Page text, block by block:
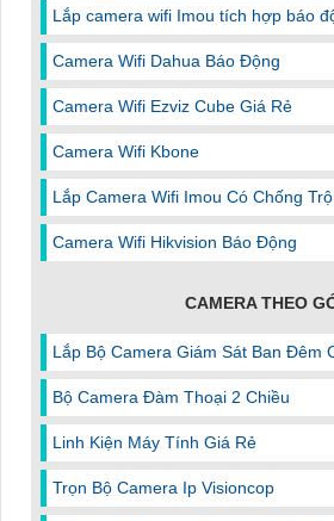
Lắp camera wifi Imou tích hợp báo
Camera Wifi Dahua Báo Động
Camera Wifi Ezviz Cube Giá Rẻ
Camera Wifi Kbone
Lắp Camera Wifi Imou Có Chống
Camera Wifi Hikvision Báo Động
CAMERA THEO
Lắp Bộ Camera Giám Sát Ban Đêm
Bộ Camera Đàm Thoại 2 Chiều
Linh Kiện Máy Tính Giá Rẻ
Trọn Bộ Camera Ip Visioncop